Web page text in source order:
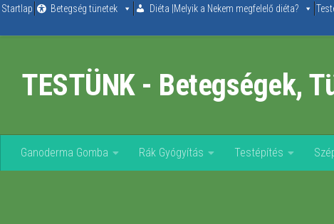
Skip to content
Startlap Betegség tünetek Diéta |Melyik a Nekem megfelelő diéta?
TESTÜNK - Betegségek,
Ganoderma Gomba Rák Gyógyítás Testépítés